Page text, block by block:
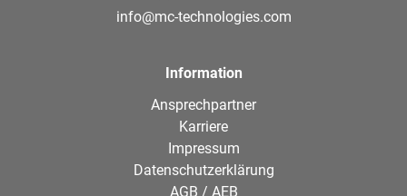
info@mc-technologies.com
Information
Ansprechpartner
Karriere
Impressum
Datenschutzerklärung
AGB / AEB